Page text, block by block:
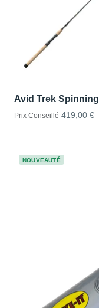
Avid Trek Spinning
Prix Conseillé 419,00 €
NOUVEAUTÉ